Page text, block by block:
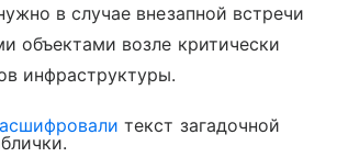
в случае внезапной встречи
объектами возле критически
инфраструктуры.
текст загадочной